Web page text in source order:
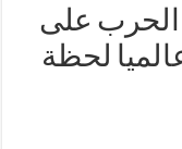
تطورات الحرب على
لحظة